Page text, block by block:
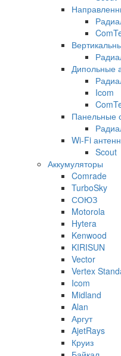
Дипольные
Icom
Панельные
Wi-Fi
Scout
Аккумуляторы
Comrade
TurboSky
СОЮЗ
Motorola
Hytera
Kenwood
KIRISUN
Vector
Vertex
Icom
Midland
Alan
Аргут
AjetRays
Круиз